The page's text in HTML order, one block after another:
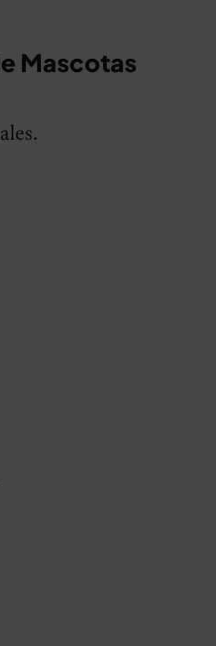
Mascotas